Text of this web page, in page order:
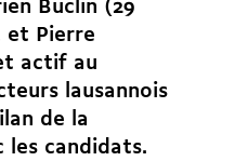
Buclin (29
et Pierre
actif au
lausannois
de la
les candidats.